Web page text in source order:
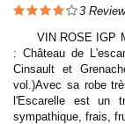
3
VIN ROSE IGP
: Château de
Cinsault et
vol.)Avec sa robe
l'Escarelle est un
sympathique, frais,